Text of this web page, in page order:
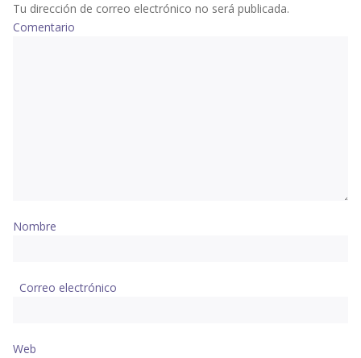
Tu dirección de correo electrónico no será publicada.
Comentario
Nombre
Correo electrónico
Web